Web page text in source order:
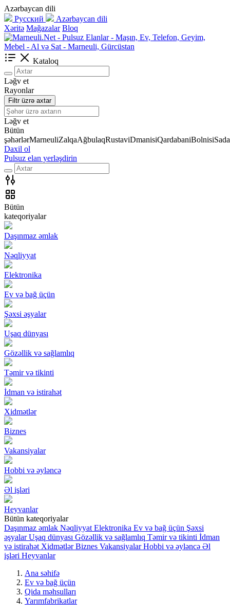
Azərbaycan dili
Русский
Azərbaycan dili
Xəritə Mağazalar Bloq
Kataloq
Ləğv et
Rayonlar
Filtr üzrə axtar
Ləğv et
Bütün
şəhərlərMarneuliZalqaAğbulaqRustaviDmanisiQardabaniBolnisi
Daxil ol
Pulsuz elan yerləşdirin
Bütün
kateqoriyalar
Daşınmaz əmlak
Nəqliyyat
Elektronika
Ev və bağ üçün
Şəxsi əşyalar
Uşaq dünyası
Gözəllik və sağlamlıq
Təmir və tikinti
İdman və istirahət
Xidmətlər
Biznes
Vakansiyalar
Hobbi və əyləncə
Əl işləri
Heyvanlar
Bütün kateqoriyalar
Daşınmaz əmlak Nəqliyyat Elektronika Ev və bağ üçün Şəxsi
əşyalar Uşaq dünyası Gözəllik və sağlamlıq Təmir və tikinti İdman
və istirahət Xidmətlər Biznes Vakansiyalar Hobbi və əyləncə Əl
işləri Heyvanlar
Ana səhifə
Ev və bağ üçün
Qida məhsulları
Yarımfabrikatlar